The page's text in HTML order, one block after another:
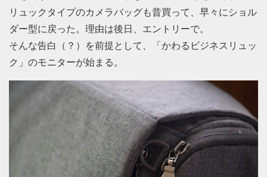
リュックタイプのカメラバッグも昔買って、早々にショル
ダー型に戻った。理由は後日、エントリーで。
そんな告白（？）を前提として、「かわるビジネスリュッ
ク」のモニターが始まる。